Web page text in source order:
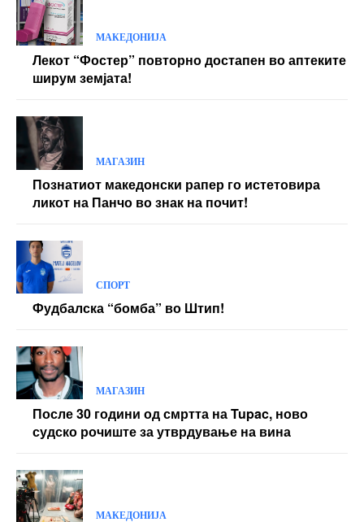
МАКЕДОНИЈА
Лекот “Фостер” повторно достапен во аптеките
ширум земјата!
МАГАЗИН
Познатиот македонски рапер го истетовира
ликот на Панчо во знак на почит!
СПОРТ
Фудбалска “бомба” во Штип!
МАГАЗИН
После 30 години од смртта на Tupac, ново
судско рочиште за утврдување на вина
МАКЕДОНИЈА